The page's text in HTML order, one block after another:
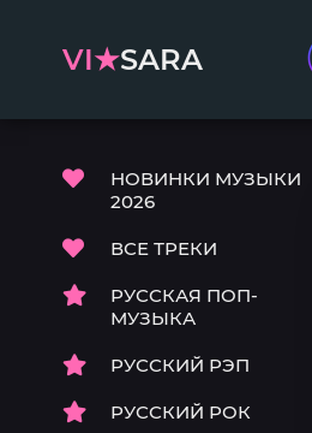
VI★SARA
НОВИНКИ МУЗЫКИ
2026
ВСЕ ТРЕКИ
РУССКАЯ ПОП-
МУЗЫКА
РУССКИЙ РЭП
РУССКИЙ РОК